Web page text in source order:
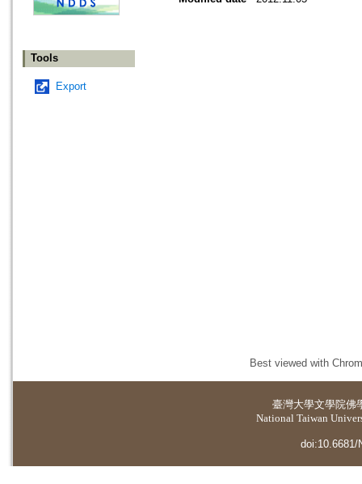
Tools
Export
Best viewed with
臺灣大學文學院佛
National Taiwan
doi:10.6681/